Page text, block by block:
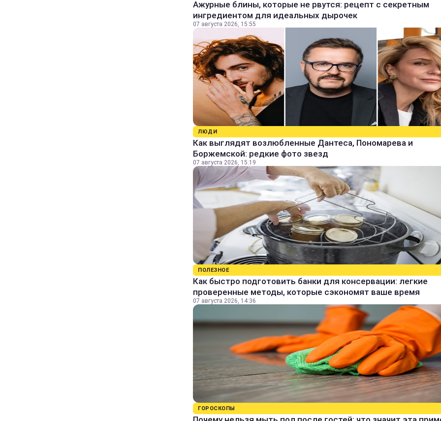
Ажурные блины, которые не рвутся: рецепт с секретным
ингредиентом для идеальных дырочек
07 августа 2026, 15:55
ЛЮДИ
Как выглядят возлюбленные Дантеса, Пономарева и
Боржемской: редкие фото звезд
07 августа 2026, 15:19
ПОЛЕЗНОЕ
Как быстро подготовить банки для консервации: легкие
проверенные методы, которые сэкономят ваше время
07 августа 2026, 14:36
ГОРОСКОПЫ